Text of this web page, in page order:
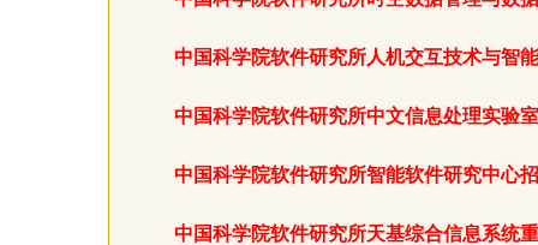
中国科学院软件研究所人机交互技术与智
中国科学院软件研究所中文信息处理实验
中国科学院软件研究所智能软件研究中心
中国科学院软件研究所天基综合信息系统